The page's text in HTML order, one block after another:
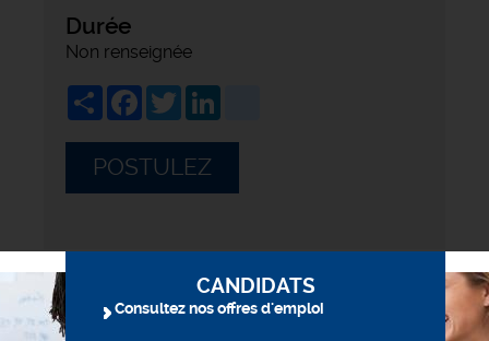
Durée
Non renseignée
ShareFacebook
Twitter
POSTULEZ
CANDIDATS
Consultez nos offres d'emploi